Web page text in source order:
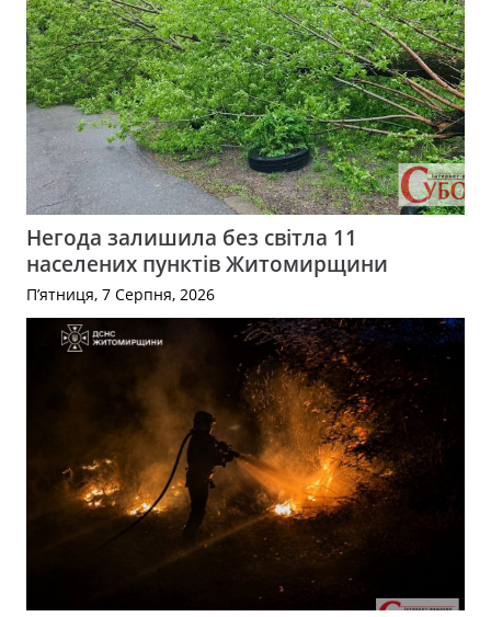
Негода залишила без світла 11
населених пунктів Житомирщини
П’ятниця, 7 Серпня, 2026